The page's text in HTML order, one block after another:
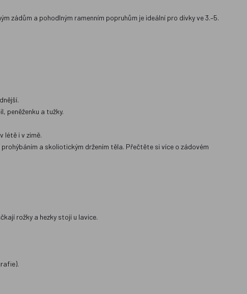
zádům a pohodlným ramenním popruhům je ideální pro dívky ve 3.–5.
peněženku a tužky.
létě i v zimě.
a skoliotickým držením těla. Přečtěte si více o zádovém
rožky a hezky stojí u lavice.